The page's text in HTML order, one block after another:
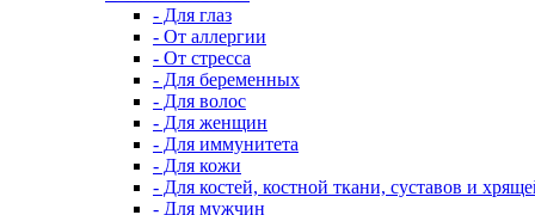
- Для глаз
- От аллергии
- От стресса
- Для беременных
- Для волос
- Для женщин
- Для иммунитета
- Для кожи
- Для костей, костной ткани, суставов и
- Для мужчин